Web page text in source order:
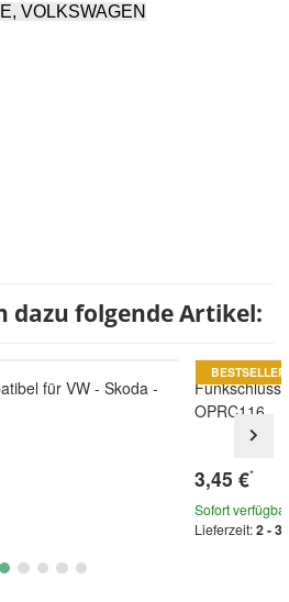
VOLKSWAGEN
dazu folgende Artikel:
für VW - Skoda -
BESTSELLER
OPRC116
3,45 €*
Sofort verfügbar
Lieferzeit:2 - 3